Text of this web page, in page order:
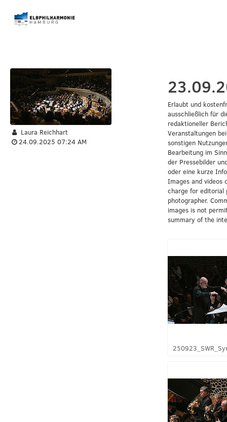
Laura Reichhart
24.09.2025 07:24 AM
Erlaubt und
ausschließlich für
redaktioneller
Veranstaltungen
sonstigen
Bearbeitung im
der Pressebilder
oder eine kurze
Images and videos
charge for editorial
photographer.
images is not
summary of the